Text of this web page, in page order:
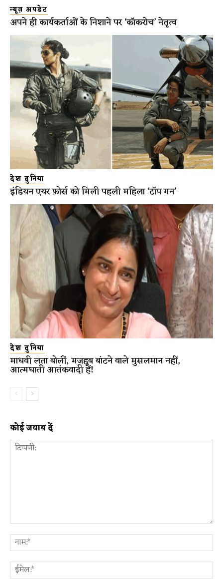
न्यूज़ अपडेट
अपने ही कार्यकर्ताओं के निशाने पर ‘कॉकरोच’ नेतृत्व
देश दुनिया
इंडियन एयर फ़ोर्स को मिली पहली महिला ‘टॉप गन’
देश दुनिया
माधवी लता बोलीं, मजहब बांटने वाले मुसलमान नहीं,
आत्मघाती आतंकवादी हैं!
कोई जवाब दें